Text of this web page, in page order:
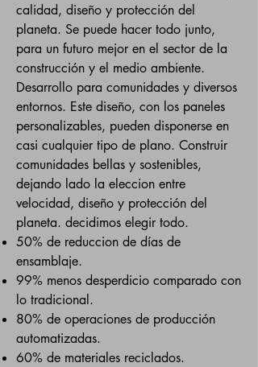
calidad, diseño y protección del
planeta. Se puede hacer todo junto,
para un futuro mejor en el sector de la
construcción y el medio ambiente.
Desarrollo para comunidades y diversos
entornos. Este diseño, con los paneles
personalizables, pueden disponerse en
casi cualquier tipo de plano. Construir
comunidades bellas y sostenibles,
dejando lado la eleccion entre
velocidad, diseño y protección del
planeta. decidimos elegir todo.
50% de reduccion de días de
ensamblaje.
99% menos desperdicio comparado con
lo tradicional.
80% de operaciones de producción
automatizadas.
60% de materiales reciclados.